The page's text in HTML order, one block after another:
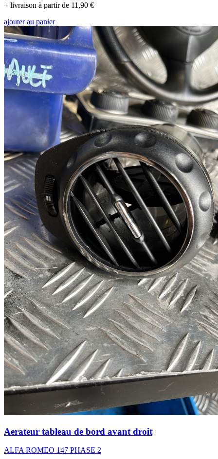
+ livraison à partir de 11,90 €
ajouter au panier
Aerateur tableau de bord avant droit
ALFA ROMEO 147 PHASE 2